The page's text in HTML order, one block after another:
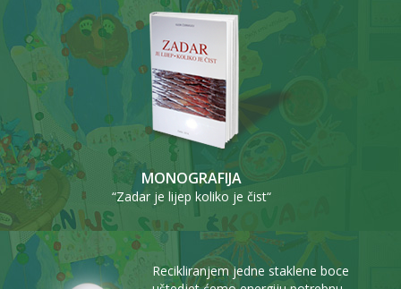
MONOGRAFIJA
“Zadar je lijep koliko je čist“
Recikliranjem jedne staklene boce